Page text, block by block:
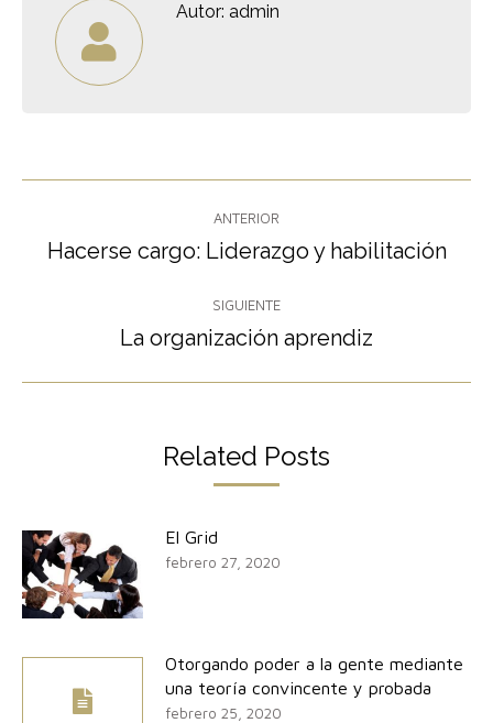
Autor: admin
Navegación
entre
publicaciones
ANTERIOR
Publicación
Hacerse cargo: Liderazgo y habilitación
SIGUIENTE
Publicación
La organización aprendiz
Related Posts
El Grid
febrero 27, 2020
Otorgando poder a la gente mediante
una teoría convincente y probada
febrero 25, 2020